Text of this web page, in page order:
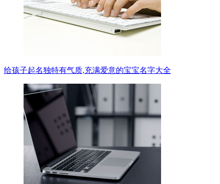
给孩子起名独特有气质,充满爱意的宝宝名字大全